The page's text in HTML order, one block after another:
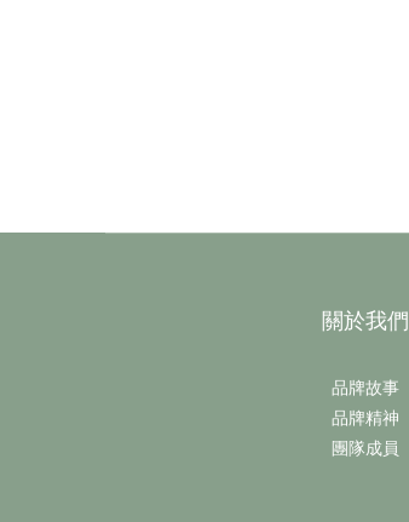
關於我們
品牌故事
品牌精神
團隊成員